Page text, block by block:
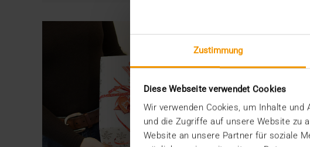
Zustimmung
Diese Webseite verwendet Cookies
Wir verwenden Cookies, um Inhalte
und die Zugriffe auf unsere Website zu
Website an unsere Partner für soziale